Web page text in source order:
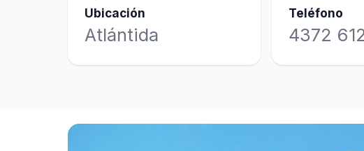
Ubicación
Atlántida
Teléfono
4372